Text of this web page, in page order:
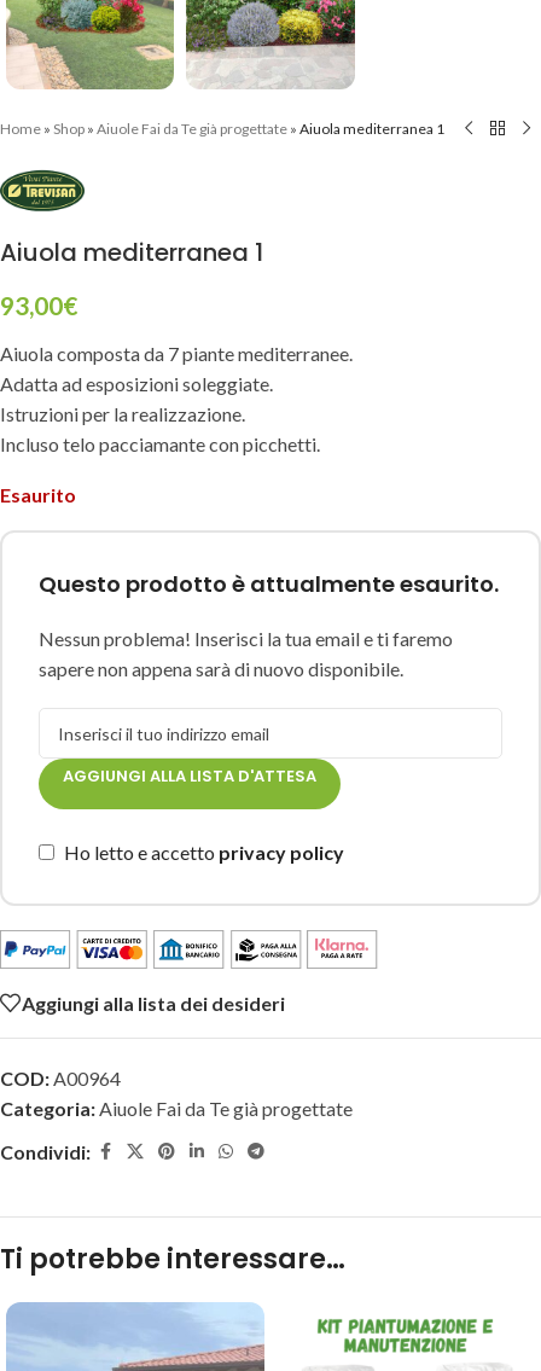
Home » Shop » Aiuole Fai da Te già progettate » Aiuola mediterranea 1
Aiuola mediterranea 1
93,00€
Aiuola composta da 7 piante mediterranee.
Adatta ad esposizioni soleggiate.
Istruzioni per la realizzazione.
Incluso telo pacciamante con picchetti.
Esaurito
Questo prodotto è attualmente esaurito.
Nessun problema! Inserisci la tua email e ti faremo
sapere non appena sarà di nuovo disponibile.
AGGIUNGI ALLA LISTA D'ATTESA
Ho letto e accetto privacy policy
Aggiungi alla lista dei desideri
COD:A00964
Categoria:Aiuole Fai da Te già progettate
Condividi:
Ti potrebbe interessare…